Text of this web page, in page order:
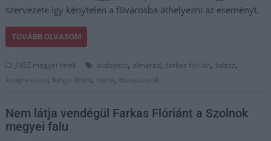
szervezete így kénytelen a fővárosba áthelyezni az eseményt.
TOVÁBB OLVASOM
JNSZ megyei hírek budapest, elmarad, farkas flórián, fidesz,
kongresszus, lungo drom, roma, tiszapüspöki
Nem látja vendégül Farkas Flóriánt a Szolnok
megyei falu